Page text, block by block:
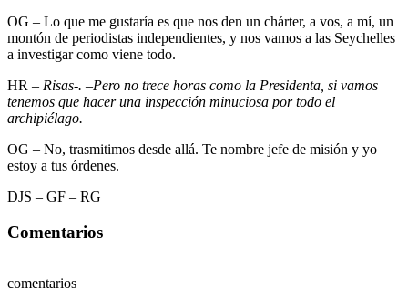
OG – Lo que me gustaría es que nos den un chárter, a vos, a mí, un
montón de periodistas independientes, y nos vamos a las Seychelles
a investigar como viene todo.
HR – Risas-. –Pero no trece horas como la Presidenta, si vamos
tenemos que hacer una inspección minuciosa por todo el
archipiélago.
OG – No, trasmitimos desde allá. Te nombre jefe de misión y yo
estoy a tus órdenes.
DJS – GF – RG
Comentarios
comentarios